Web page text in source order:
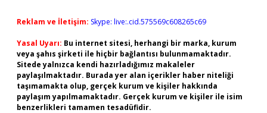
Reklam ve İletişim: Skype: live:.cid.575569c608265c69
Yasal Uyarı: Bu internet sitesi, herhangi bir marka, kurum
veya şahıs şirketi ile hiçbir bağlantısı bulunmamaktadır.
Sitede yalnızca kendi hazırladığımız makaleler
paylaşılmaktadır. Burada yer alan içerikler haber niteliği
taşımamakta olup, gerçek kurum ve kişiler hakkında
paylaşım yapılmamaktadır. Gerçek kurum ve kişiler ile isim
benzerlikleri tamamen tesadüfidir.